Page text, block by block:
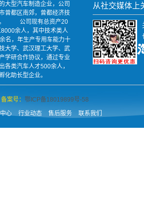
大型汽车制造企业，公司
曾都区南郊，曾都经济技
。 公司现有总资产20
余人，其中技术类人
名，年生产专用车能力十
大学、武汉理工大学、武
学研合作协议，通过专业
各类汽车人才500余人，
化助长型企业。
从社交媒体上
案号： 鄂ICP备18019899号-58
心 行业动态 售后服务 联系我们